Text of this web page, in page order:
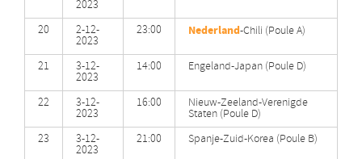
2023
20 2-12-
2023
23:00 Nederland-Chili (Poule A)
21 3-12-
2023
14:00 Engeland-Japan (Poule D)
22 3-12-
2023
16:00 Nieuw-Zeeland-Verenigde
Staten (Poule D)
23
3-12-
2023
21:00 Spanje-Zuid-Korea (Poule B)